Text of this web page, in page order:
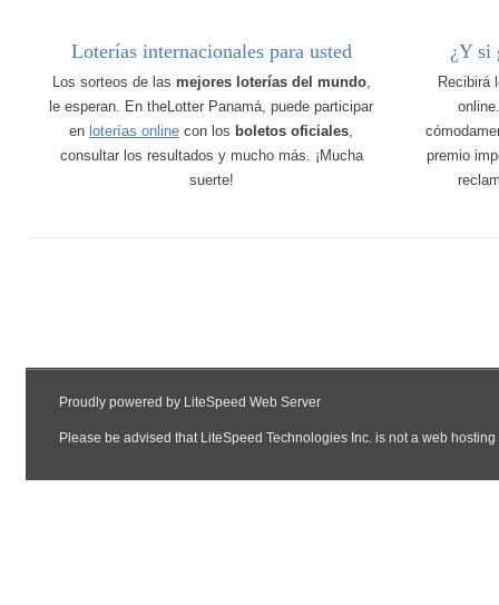
Loterías internacionales para usted
Los sorteos de las mejores loterías del mundo,
le esperan. En theLotter Panamá, puede participar
en loterías online con los boletos oficiales,
consultar los resultados y mucho más. ¡Mucha
suerte!
¿Y si
Recibirá
premio